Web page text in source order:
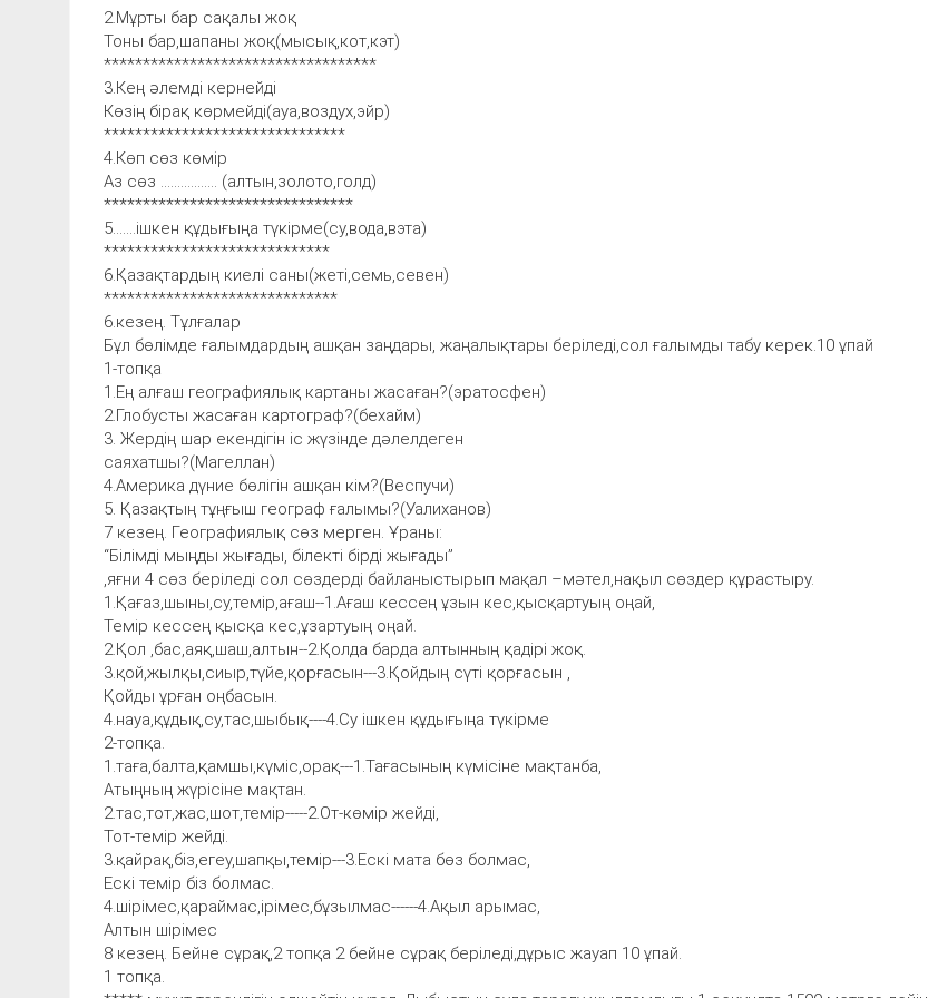
2.Мұрты бар сақалы жоқ
Тоны бар,шапаны жоқ(мысық,кот,кэт)
***********************************
3.Кең әлемді кернейді
Көзің бірақ көрмейді(ауа,воздух,эйр)
*******************************
4.Көп сөз көмір
Аз сөз ................. (алтын,золото,голд)
********************************
5.......ішкен құдығыңа түкірме(су,вода,вэта)
*****************************
6.Қазақтардың киелі саны(жеті,семь,севен)
******************************
6.кезең. Тұлғалар
Бұл бөлімде ғалымдардың ашқан заңдары, жаңалықтары беріледі,сол ғалымды табу керек.10 ұпай
1-топқа
1.Ең алғаш географиялық картаны жасаған?(эратосфен)
2.Глобусты жасаған картограф?(бехайм)
3. Жердің шар екендігін іс жүзінде дәлелдеген
саяхатшы?(Магеллан)
4.Америка дүние бөлігін ашқан кім?(Веспучи)
5. Қазақтың тұңғыш географ ғалымы?(Уалиханов)
7 кезең. Географиялық сөз мерген. Ұраны:
“Білімді мыңды жығады, білекті бірді жығады”
,яғни 4 сөз беріледі сол сөздерді байланыстырып мақал –мәтел,нақыл сөздер құрастыру.
1.Қағаз,шыны,су,темір,ағаш--1.Ағаш кессең ұзын кес,қысқартуың оңай,
Темір кессең қысқа кес,ұзартуың оңай.
2.Қол ,бас,аяқ,шаш,алтын--2.Қолда барда алтынның қадірі жоқ.
3.қой,жылқы,сиыр,түйе,қорғасын---3.Қойдың сүті қорғасын ,
Қойды ұрған оңбасын.
4.науа,құдық,су,тас,шыбық----4.Су ішкен құдығыңа түкірме
2-топқа.
1.таға,балта,қамшы,күміс,орақ---1.Тағасының күмісіне мақтанба,
Атыңның жүрісіне мақтан.
2.тас,тот,жас,шот,темір-----2.От-көмір жейді,
Тот-темір жейді.
3.қайрақ,біз,егеу,шапқы,темір---3.Ескі мата бөз болмас,
Ескі темір біз болмас.
4.шірімес,қараймас,ірімес,бұзылмас------4.Ақыл арымас,
Алтын шірімес
8 кезең. Бейне сұрақ,2 топқа 2 бейне сұрақ беріледі,дұрыс жауап 10 ұпай.
1 топқа.